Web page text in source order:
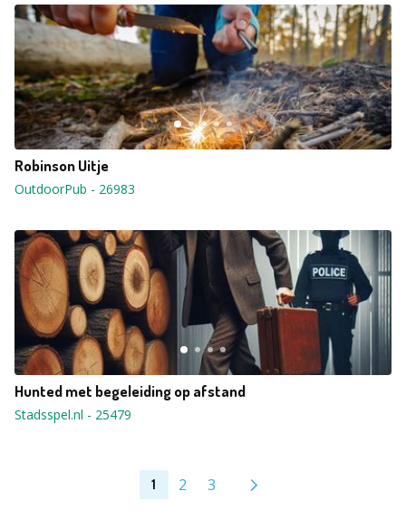
Robinson Uitje
OutdoorPub - 26983
Hunted met begeleiding op afstand
Stadsspel.nl - 25479
1 2 3